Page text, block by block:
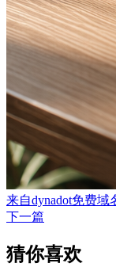
来自dynadot免费域
下一篇
猜你喜欢